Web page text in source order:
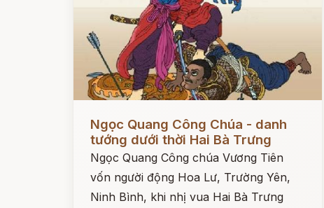
Ngọc Quang Công Chúa - danh
tướng dưới thời Hai Bà Trưng
Ngọc Quang Công chúa Vương Tiên
vốn người động Hoa Lư, Trường Yên,
Ninh Bình, khi nhị vua Hai Bà Trưng